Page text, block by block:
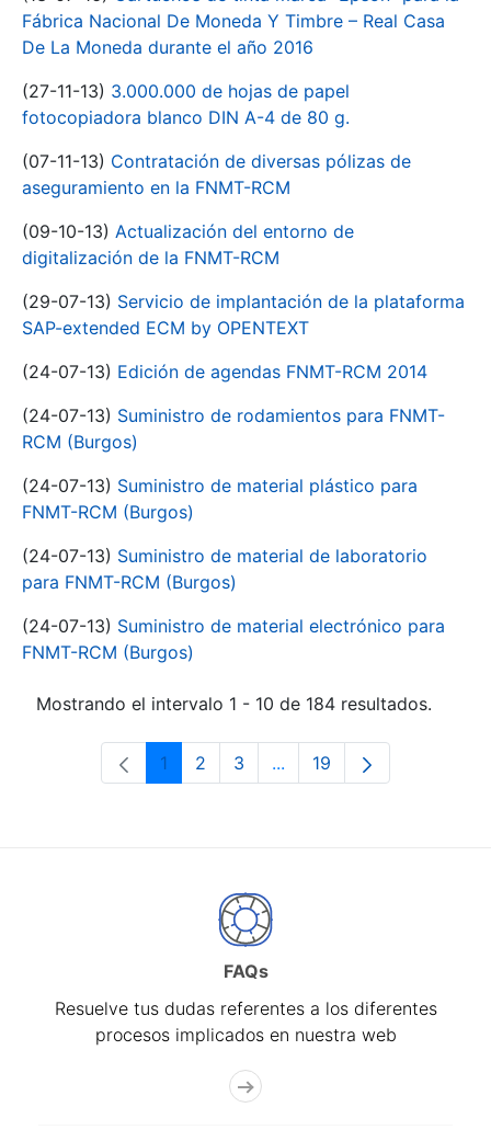
Fábrica Nacional De Moneda Y Timbre – Real Casa
De La Moneda durante el año 2016
(27-11-13) 3.000.000 de hojas de papel
fotocopiadora blanco DIN A-4 de 80 g.
(07-11-13) Contratación de diversas pólizas de
aseguramiento en la FNMT-RCM
(09-10-13) Actualización del entorno de
digitalización de la FNMT-RCM
(29-07-13) Servicio de implantación de la plataforma
SAP-extended ECM by OPENTEXT
(24-07-13) Edición de agendas FNMT-RCM 2014
(24-07-13) Suministro de rodamientos para FNMT-
RCM (Burgos)
(24-07-13) Suministro de material plástico para
FNMT-RCM (Burgos)
(24-07-13) Suministro de material de laboratorio
para FNMT-RCM (Burgos)
(24-07-13) Suministro de material electrónico para
FNMT-RCM (Burgos)
Mostrando el intervalo 1 - 10 de 184 resultados.
Página
1 Página
2 Página
3 ...Páginas intermedias Use
Página
19
FAQs
Resuelve tus dudas referentes a los diferentes
procesos implicados en nuestra web